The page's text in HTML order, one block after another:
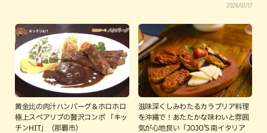
2026/07/17
黄金比の肉汁ハンバーグ＆ホロホロ
極上スペアリブの贅沢コンボ 「キッ
チンHIT」（那覇市）
滋味深くしみわたるカラブリア料理
を沖縄で！あたたかな味わいと雰囲
気が心地良い「JOJO’S 南イタリア